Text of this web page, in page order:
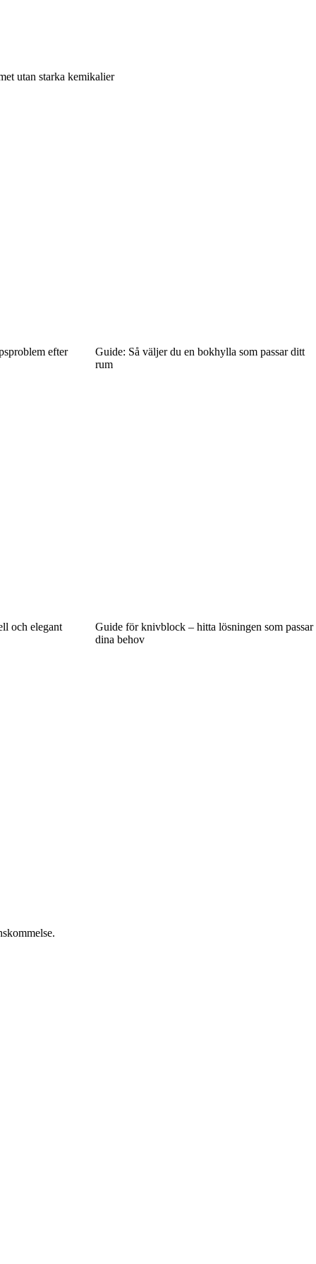
utan starka kemikalier
efter
Guide: Så väljer du en bokhylla som passar ditt
rum
och elegant
Guide för knivblock – hitta lösningen som passar
dina behov